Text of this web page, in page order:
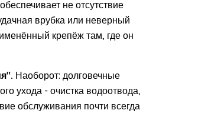
не отсутствие
врубка или неверный
крепёж там, где он
Наоборот: долговечные
ухода - очистка водоотвода,
обслуживания почти всегда